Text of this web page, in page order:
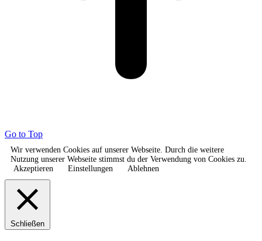
Go to Top
Wir verwenden Cookies auf unserer Webseite. Durch die weitere
Nutzung unserer Webseite stimmst du der Verwendung von Cookies zu.
Akzeptieren
Einstellungen Ablehnen
Schließen